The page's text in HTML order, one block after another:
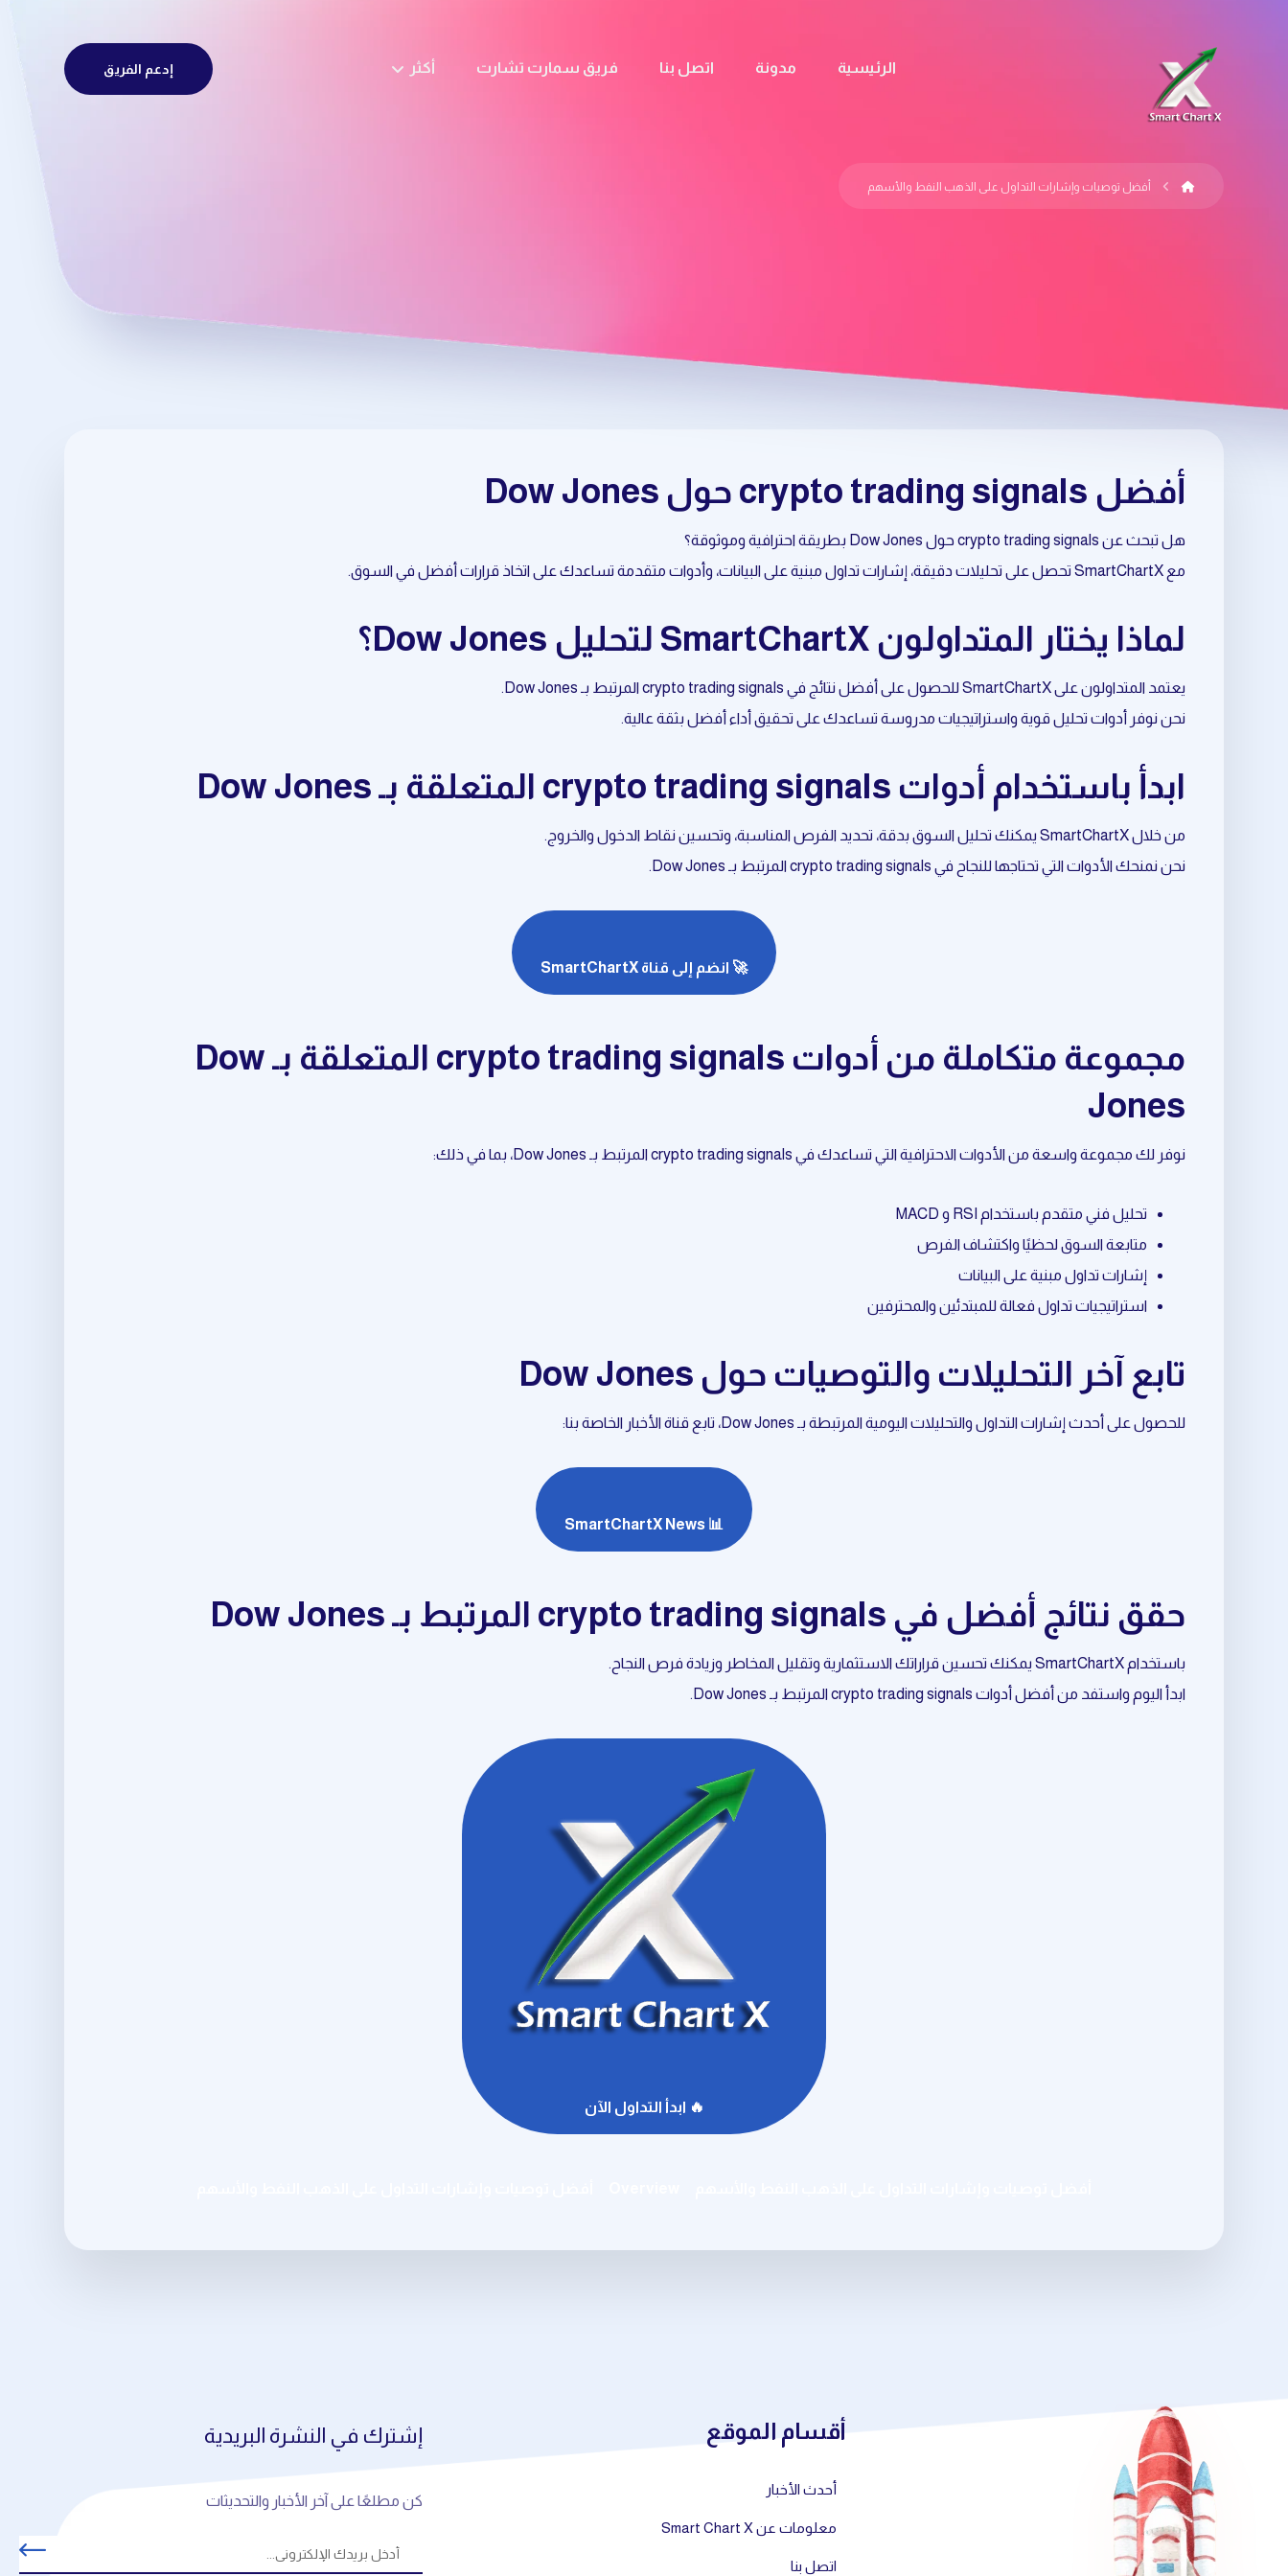
الرئيسية مدونة اتصل بنا فريق سمارت تشارت أكثر إدعم الفريق
أفضل توصيات وإشارات التداول على الذهب النفط والأسهم
أفضل crypto trading signals حول Dow Jones
هل تبحث عن crypto trading signals حول Dow Jones بطريقة احترافية وموثوقة؟
مع SmartChartX تحصل على تحليلات دقيقة، إشارات تداول مبنية على البيانات، وأدوات متقدمة تساعدك على اتخاذ قرارات أفضل في السوق.
لماذا يختار المتداولون SmartChartX لتحليل Dow Jones؟
يعتمد المتداولون على SmartChartX للحصول على أفضل نتائج في crypto trading signals المرتبط بـ Dow Jones.
نحن نوفر أدوات تحليل قوية واستراتيجيات مدروسة تساعدك على تحقيق أداء أفضل بثقة عالية.
ابدأ باستخدام أدوات crypto trading signals المتعلقة بـ Dow Jones
من خلال SmartChartX يمكنك تحليل السوق بدقة، تحديد الفرص المناسبة، وتحسين نقاط الدخول والخروج.
نحن نمنحك الأدوات التي تحتاجها للنجاح في crypto trading signals المرتبط بـ Dow Jones.
🚀 انضم إلى قناة SmartChartX
مجموعة متكاملة من أدوات crypto trading signals المتعلقة بـ Dow
Jones
نوفر لك مجموعة واسعة من الأدوات الاحترافية التي تساعدك في crypto trading signals المرتبط بـ Dow Jones، بما في ذلك:
تحليل فني متقدم باستخدام RSI و MACD
متابعة السوق لحظيًا واكتشاف الفرص
إشارات تداول مبنية على البيانات
استراتيجيات تداول فعالة للمبتدئين والمحترفين
تابع آخر التحليلات والتوصيات حول Dow Jones
للحصول على أحدث إشارات التداول والتحليلات اليومية المرتبطة بـ Dow Jones، تابع قناة الأخبار الخاصة بنا:
📊 SmartChartX News
حقق نتائج أفضل في crypto trading signals المرتبط بـ Dow Jones
باستخدام SmartChartX يمكنك تحسين قراراتك الاستثمارية وتقليل المخاطر وزيادة فرص النجاح.
ابدأ اليوم واستفد من أفضل أدوات crypto trading signals المرتبط بـ Dow Jones.
🔥 ابدأ التداول الآن
أقسام الموقع
أحدث الأخبار
معلومات عن Smart Chart X
اتصل بنا
إشترك في النشرة البريدية
كن مطلعًا على آخر الأخبار والتحديثات